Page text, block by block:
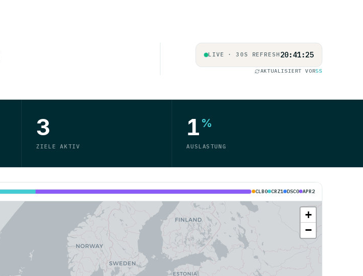
LIVE · 30S REFRESH 20:41:25
AKTUALISIERT VOR5S
3
ZIELE AKTIV
1 %
AUSLASTUNG
CLB0 CRZ1 DSC0 APR2
+
−